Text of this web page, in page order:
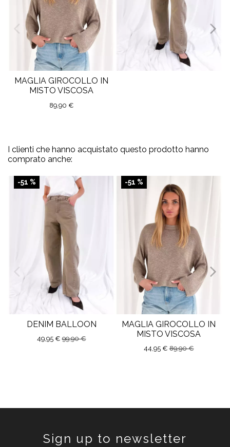
MAGLIA GIROCOLLO IN
MISTO VISCOSA
89,90 €
I clienti che hanno acquistato questo prodotto hanno
comprato anche:
-51 %
DENIM BALLOON
49,95 €99,90 €
-51 %
MAGLIA GIROCOLLO IN
MISTO VISCOSA
44,95 €89,90 €
Sign up to newsletter